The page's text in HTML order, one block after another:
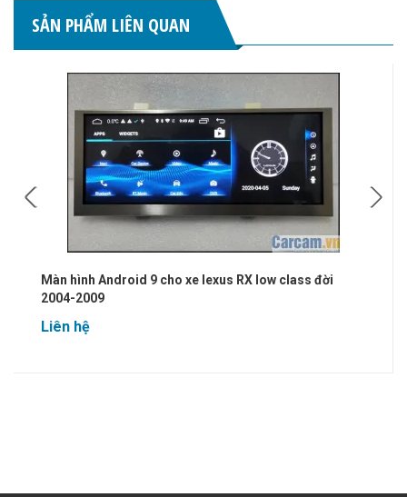
SẢN PHẨM LIÊN QUAN
Màn hình Android 9 cho xe lexus RX low class đời
2004-2009
Liên hệ